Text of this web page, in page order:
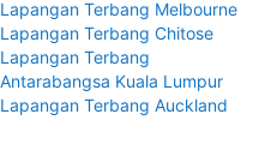
Lapangan Terbang Melbourne
Lapangan Terbang Chitose
Lapangan Terbang
Antarabangsa Kuala Lumpur
Lapangan Terbang Auckland